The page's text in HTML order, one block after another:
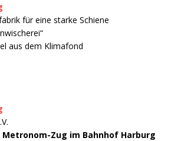
für eine starke Schiene
aus dem Klimafond
Metronom-Zug im Bahnhof Harburg